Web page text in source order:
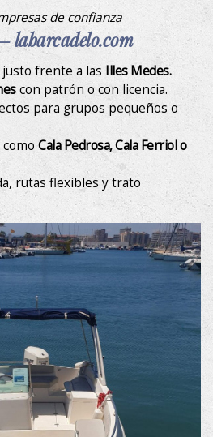
La Masía
de confianza
labarcadelo.com
justo frente a las Illes Medes.
con patrón o con licencia.
para grupos pequeños o
Cala Pedrosa, Cala Ferriol o
rutas flexibles y trato
y análisis del
de este sitio web. La
este tipo de cookies se
actividad de la web para la
navegación de los usuarios con
en función del análisis de los
usuarios del servicio. Permiten
preferencia del usuario para
servicios y para ofrecer una
de productos recomendados.
para almacenar información
personales del usuario
continuada de sus hábitos de
podemos conocer los hábitos
web y mostrar publicidad
navegación del usuario.